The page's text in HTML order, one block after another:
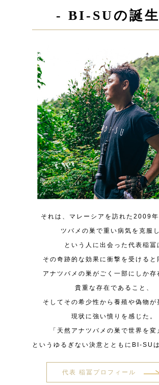
- BI-SUの誕
それは、マレーシアを訪れた2009年
ツバメの巣で重い病気を克服
という人に出会った代表稲冨
その奇跡的な効果に衝撃を受けると
アナツバメの巣がごく一部にしか存
貴重な存在であること、
そしてその希少性から養殖や偽物が
現状に強い憤りを感じた。
「天然アナツバメの巣で世界を変
というゆるぎない決意とともにBI-SU
代表 稲冨プロフィール